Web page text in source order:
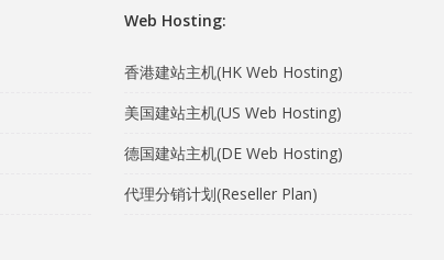
Web Hosting:
香港建站主机(HK Web Hosting)
美国建站主机(US Web Hosting)
德国建站主机(DE Web Hosting)
代理分销计划(Reseller Plan)